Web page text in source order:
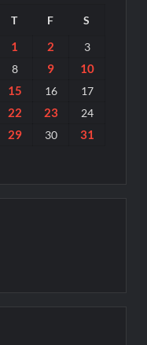
T F S
1 2
3
8 9
10
15 16 17
22 23
24
29 30 31